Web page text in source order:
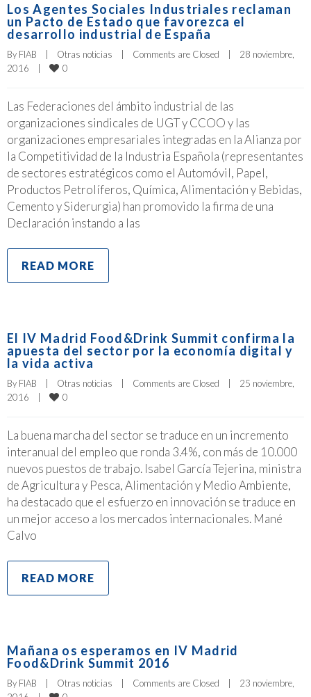
Los Agentes Sociales Industriales reclaman
un Pacto de Estado que favorezca el
desarrollo industrial de España
By FIAB | Otras noticias | Comments are Closed |
28 noviembre,
2016
| 0
Las Federaciones del ámbito industrial de las
organizaciones sindicales de UGT y CCOO y las
organizaciones empresariales integradas en la Alianza por
la Competitividad de la Industria Española (representantes
de sectores estratégicos como el Automóvil, Papel,
Productos Petrolíferos, Química, Alimentación y Bebidas,
Cemento y Siderurgia) han promovido la firma de una
Declaración instando a las
READ MORE
El IV Madrid Food&Drink Summit confirma la
apuesta del sector por la economía digital y
la vida activa
By FIAB | Otras noticias | Comments are Closed |
25 noviembre,
2016
| 0
La buena marcha del sector se traduce en un incremento
interanual del empleo que ronda 3.4%, con más de 10.000
nuevos puestos de trabajo. Isabel García Tejerina, ministra
de Agricultura y Pesca, Alimentación y Medio Ambiente,
ha destacado que el esfuerzo en innovación se traduce en
un mejor acceso a los mercados internacionales. Mané
Calvo
READ MORE
Mañana os esperamos en IV Madrid
Food&Drink Summit 2016
By FIAB | Otras noticias | Comments are Closed |
23 noviembre,